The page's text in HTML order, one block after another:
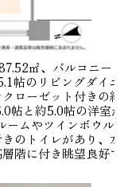
㎡、バルコニー
帖のリビングダイニ
ローゼット付きの約
帖と約5.0帖の洋室が
ームやツインボウル
のトイレがあり、水
階に付き眺望良好で